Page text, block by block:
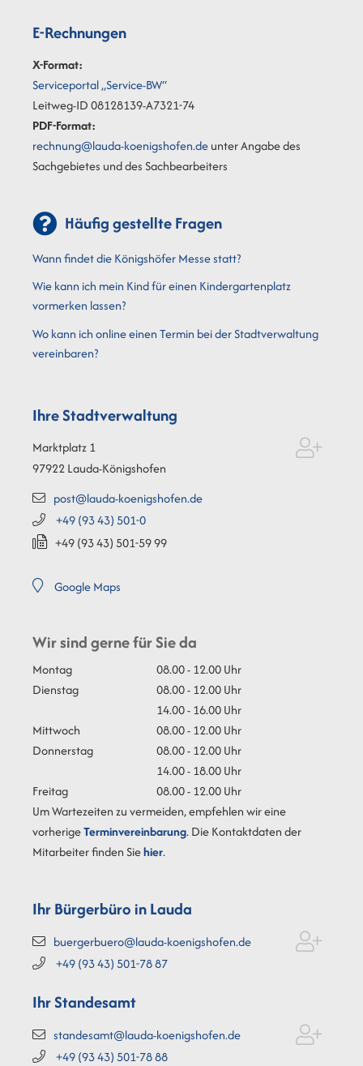
E-Rechnungen
X-Format:
Serviceportal „Service-BW“
Leitweg-ID 08128139-A7321-74
PDF-Format:
rechnung@lauda-koenigshofen.deunter Angabe des
Sachgebietes und des Sachbearbeiters
Häufig gestellte Fragen
Wann findet die Königshöfer Messe statt?
Wie kann ich mein Kind für einen Kindergartenplatz
vormerken lassen?
Wo kann ich online einen Termin bei der Stadtverwaltung
vereinbaren?
Ihre Stadtverwaltung
Marktplatz 1
97922Lauda-Königshofen
post@lauda-koenigshofen.de
+49 (9343) 501-0
+49 (9343) 501-5999
Google Maps
Wir sind gerne für Sie da
Montag
08.00 - 12.00 Uhr
Dienstag
08.00 - 12.00 Uhr
14.00 - 16.00 Uhr
Mittwoch
08.00 - 12.00 Uhr
Donnerstag
08.00 - 12.00 Uhr
14.00 - 18.00 Uhr
Freitag
08.00 - 12.00 Uhr
Um Wartezeiten zu vermeiden, empfehlen wir eine
vorherigeTerminvereinbarung. Die Kontaktdaten der
Mitarbeiter finden Siehier.
Ihr Bürgerbüro in Lauda
buergerbuero@lauda-koenigshofen.de
+49 (9343) 501-7887
Ihr Standesamt
standesamt@lauda-koenigshofen.de
+49 (9343) 501-7888